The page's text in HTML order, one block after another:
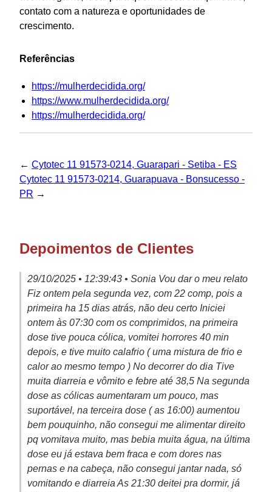
contato com a natureza e oportunidades de
crescimento.
Referências
https://mulherdecidida.org/
https://www.mulherdecidida.org/
https://mulherdecidida.org/
← Cytotec 11 91573-0214, Guarapari - Setiba - ES
Cytotec 11 91573-0214, Guarapuava - Bonsucesso -
PR →
Depoimentos de Clientes
29/10/2025 • 12:39:43 • Sonia Vou dar o meu relato
Fiz ontem pela segunda vez, com 22 comp, pois a
primeira ha 15 dias atrás, não deu certo Iniciei
ontem às 07:30 com os comprimidos, na primeira
dose tive pouca cólica, vomitei horrores 40 min
depois, e tive muito calafrio ( uma mistura de frio e
calor ao mesmo tempo ) No decorrer do dia Tive
muita diarreia e vômito e febre até 38,5 Na segunda
dose as cólicas aumentaram um pouco, mas
suportável, na terceira dose ( as 16:00) aumentou
bem pouquinho, não consegui me alimentar direito
pq vomitava muito, mas bebia muita água, na última
dose eu já estava bem fraca e com dores nas
pernas e na cabeça, não consegui jantar nada, só
vomitando e diarreia As 21:30 deitei pra dormir, já